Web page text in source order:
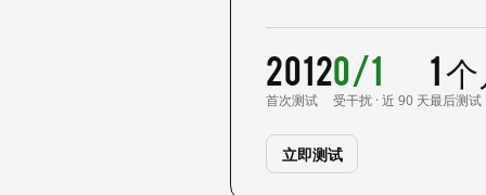
2012
首次测试
0/1
受干扰 · 近 90 天
1
最后测试
立即测试